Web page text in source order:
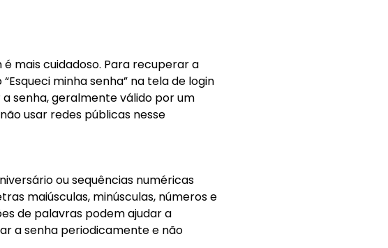
mais cuidadoso. Para recuperar a
minha senha” na tela de login
senha, geralmente válido por um
usar redes públicas nesse
ou sequências numéricas
maiúsculas, minúsculas, números e
de palavras podem ajudar a
a senha periodicamente e não